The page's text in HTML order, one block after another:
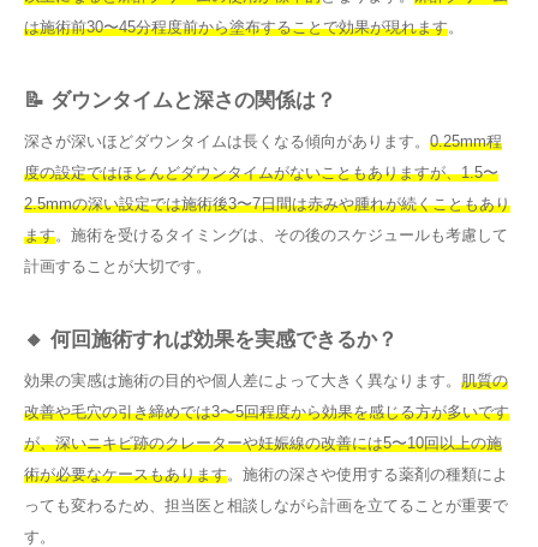
は施術前30〜45分程度前から塗布することで効果が現れます。
📝 ダウンタイムと深さの関係は？
深さが深いほどダウンタイムは長くなる傾向があります。 0.25mm程
度の設定ではほとんどダウンタイムがないこともありますが、1.5〜
2.5mmの深い設定では施術後3〜7日間は赤みや腫れが続くこともあり
ます。施術を受けるタイミングは、その後のスケジュールも考慮して
計画することが大切です。
🔸 何回施術すれば効果を実感できるか？
効果の実感は施術の目的や個人差によって大きく異なります。 肌質の
改善や毛穴の引き締めでは3〜5回程度から効果を感じる方が多いです
が、深いニキビ跡のクレーターや妊娠線の改善には5〜10回以上の施
術が必要なケースもあります。施術の深さや使用する薬剤の種類によ
っても変わるため、担当医と相談しながら計画を立てることが重要で
す。